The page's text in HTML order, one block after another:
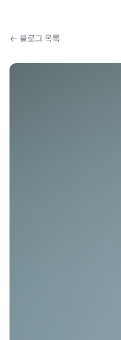
← 블로그 목록